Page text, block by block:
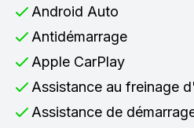
Android Auto
Antidémarrage
Apple CarPlay
Assistance au freinage
Assistance de